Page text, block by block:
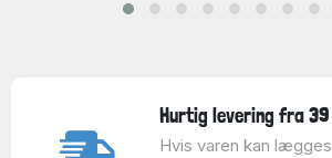
Hurtig levering fra
Hvis varen kan